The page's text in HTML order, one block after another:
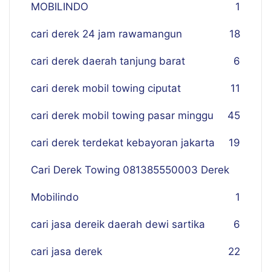
MOBILINDO 1
cari derek 24 jam rawamangun 18
cari derek daerah tanjung barat 6
cari derek mobil towing ciputat 11
cari derek mobil towing pasar minggu 45
cari derek terdekat kebayoran jakarta 19
Cari Derek Towing 081385550003 Derek
Mobilindo 1
cari jasa dereik daerah dewi sartika 6
cari jasa derek 22